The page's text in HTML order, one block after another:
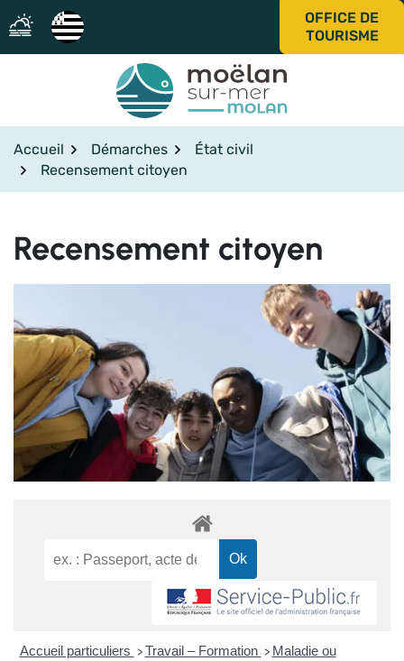
Aller
au
contenu
OFFICE DE
TOURISME
Accueil Démarches
État civil
Recensement citoyen
Recensement citoyen
Accueil particuliers > Travail – Formation > Maladie ou